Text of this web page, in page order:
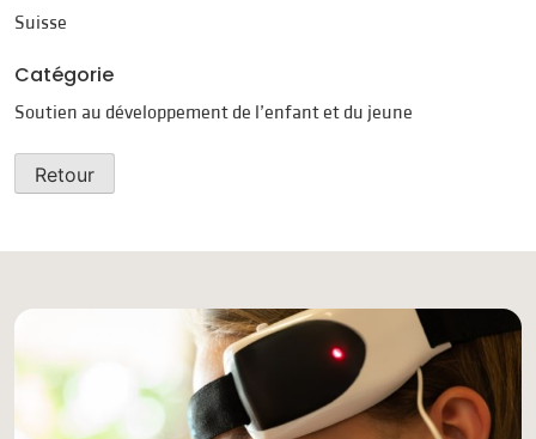
Suisse
Catégorie
Soutien au développement de l’enfant et du jeune
Retour